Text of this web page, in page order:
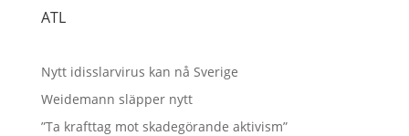
ATL
Nytt idisslarvirus kan nå Sverige
Weidemann släpper nytt
”Ta krafttag mot skadegörande aktivism”